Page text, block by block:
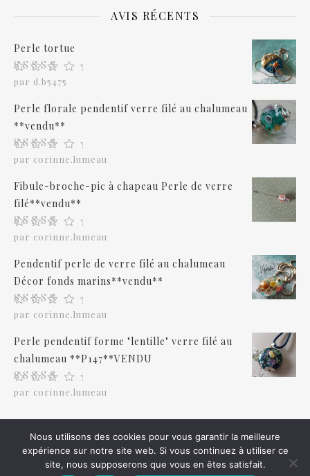
AVIS RÉCENTS
Perle tortue
Note 5sur 5
par d.b5475
Perle florale pendentif verre filé au chalumeau
**vendu**
Note5sur 5
par corinne.lumeau
Fibule-broche-pic à chapeau Perle de verre
filé**vendu**
Note5sur 5
par corinne.lumeau
Pendentif perle de verre filé au chalumeau
Décor fonds marins**vendu**
Note5sur 5
par corinne.lumeau
Perle pendentif forme "lentille" verre filé au
chalumeau **P147**VENDU
Note5sur 5
par corinne.lumeau
2026 © iletaituneflamme.com
Nous utilisons des cookies pour vous garantir la meilleure
expérience sur notre site web. Si vous continuez à utiliser ce
site, nous supposerons que vous en êtes satisfait.